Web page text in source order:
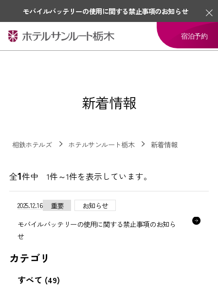
モバイルバッテリーの使用に関する禁止事項のお知らせ
宿泊予約
新着情報
相鉄ホテルズ ホテルサンルート栃木 新着情報
全1件中 1件～1件を表示しています。
2025.12.16 重要
お知らせ
モバイルバッテリーの使用に関する禁止事項のお知ら
せ
カテゴリ
すべて (49)